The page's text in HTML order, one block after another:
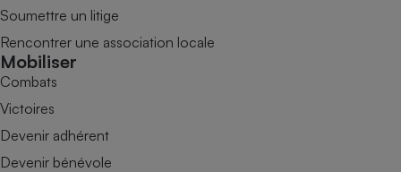
Soumettre un litige
Rencontrer une association locale
Mobiliser
Combats
Victoires
Devenir adhérent
Devenir bénévole